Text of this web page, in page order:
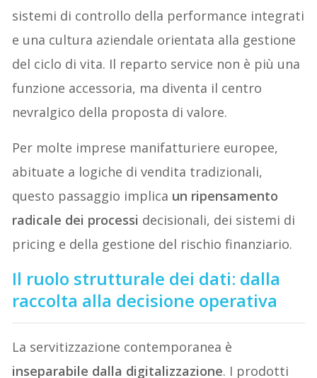
sistemi di controllo della performance integrati
e una cultura aziendale orientata alla gestione
del ciclo di vita. Il reparto service non è più una
funzione accessoria, ma diventa il centro
nevralgico della proposta di valore.
Per molte imprese manifatturiere europee,
abituate a logiche di vendita tradizionali,
questo passaggio implica un ripensamento
radicale dei processi decisionali, dei sistemi di
pricing e della gestione del rischio finanziario.
Il ruolo strutturale dei dati: dalla
raccolta alla decisione operativa
La servitizzazione contemporanea è
inseparabile dalla digitalizzazione. I prodotti